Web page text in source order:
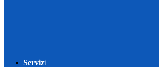
Servizi